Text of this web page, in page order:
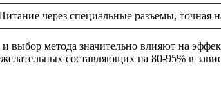
через специальные разъемы, точная
выбор метода значительно влияют на
составляющих на 80-95% в